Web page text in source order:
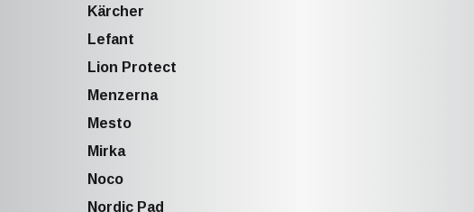
Kärcher
Lefant
Lion Protect
Menzerna
Mesto
Mirka
Noco
Nordic Pad